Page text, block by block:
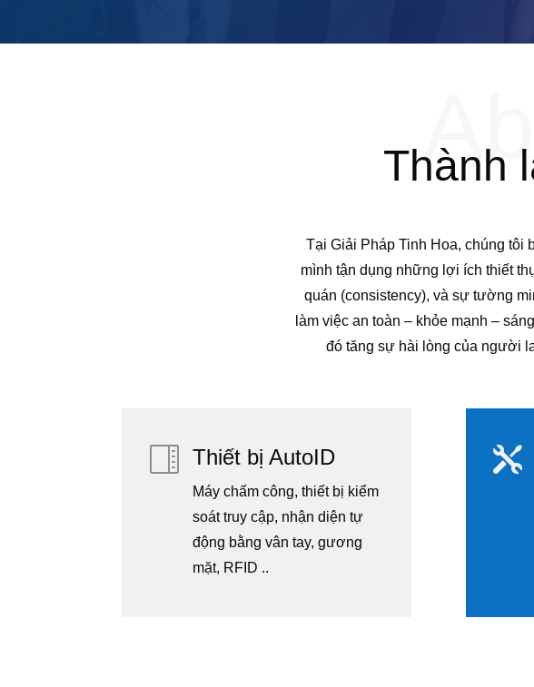
Thành
Tại Giải Pháp Tinh Hoa, chúng tôi
mình tận dụng những lợi ích thiết
quán (consistency), và sự tường
làm việc an toàn – khỏe mạnh –
đó tăng sự hài lòng của người
 Thiết bị AutoID
Máy chấm công, thiết bị kiểm
soát truy cập, nhận diện tự
động bằng vân tay, gương
mặt, RFID ..
